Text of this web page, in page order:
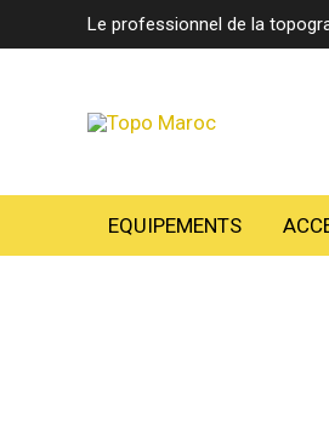
au
Le professionnel de la
EQUIPEMENTS